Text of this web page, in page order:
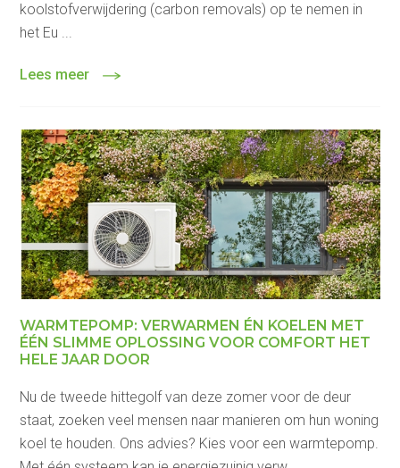
koolstofverwijdering (carbon removals) op te nemen in
het Eu ...
Lees meer
WARMTEPOMP: VERWARMEN ÉN KOELEN MET
ÉÉN SLIMME OPLOSSING VOOR COMFORT HET
HELE JAAR DOOR
Nu de tweede hittegolf van deze zomer voor de deur
staat, zoeken veel mensen naar manieren om hun woning
koel te houden. Ons advies? Kies voor een warmtepomp.